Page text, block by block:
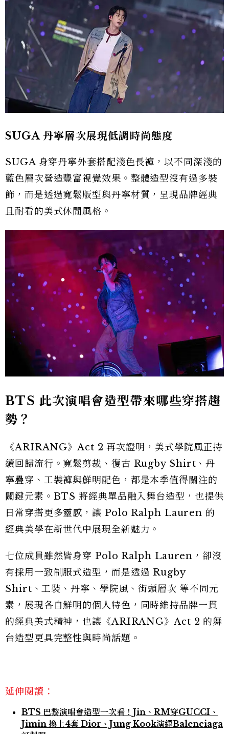
SUGA 丹寧層次展現低調時尚態度
SUGA 身穿丹寧外套搭配淺色長褲，以不同深淺的
藍色層次營造豐富視覺效果。整體造型沒有過多裝
飾，而是透過寬鬆版型與丹寧材質，呈現品牌經典
且耐看的美式休閒風格。
BTS 此次演唱會造型帶來哪些穿搭趨
勢？
《ARIRANG》Act 2 再次證明，美式學院風正持
續回歸流行。寬鬆剪裁、復古 Rugby Shirt、丹
寧疊穿、工裝褲與鮮明配色，都是本季值得關注的
關鍵元素。BTS 將經典單品融入舞台造型，也提供
日常穿搭更多靈感，讓 Polo Ralph Lauren 的
經典美學在新世代中展現全新魅力。
七位成員雖然皆身穿 Polo Ralph Lauren，卻沒
有採用一致制服式造型，而是透過 Rugby
Shirt、工裝、丹寧、學院風、街頭層次 等不同元
素，展現各自鮮明的個人特色，同時維持品牌一貫
的經典美式精神，也讓《ARIRANG》Act 2 的舞
台造型更具完整性與時尚話題。
延伸閱讀：
BTS 巴黎演唱會造型一次看！Jin、RM穿GUCCI、
Jimin 換上4套 Dior、Jung Kook演繹Balenciaga